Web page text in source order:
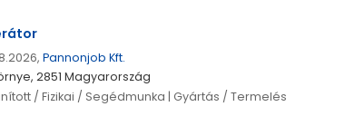
Pannonjob Kft.
2851 Magyarország
/ Fizikai / Segédmunka | Gyártás / Termelés